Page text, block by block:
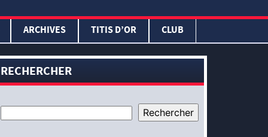
ARCHIVES TITIS D’OR CLUB
RECHERCHER